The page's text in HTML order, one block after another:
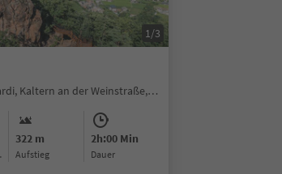
1/3
Barleit-Lavardi, Kaltern an der Weinstraße, Südtiroler Weinstraße
322 m
Aufstieg
2h:00 Min
Dauer